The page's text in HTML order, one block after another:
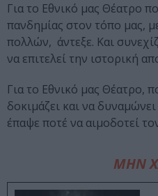
Για το Εθνικό μας Θέατρο
πανδημίας στον τόπο μας,
πολλών, άντεξε. Και
να επιτελεί την ιστορική
Για το Εθνικό μας Θέατρο,
δοκιμάζει και να
έπαψε ποτέ να αιμοδοτεί
ΜΗΝ